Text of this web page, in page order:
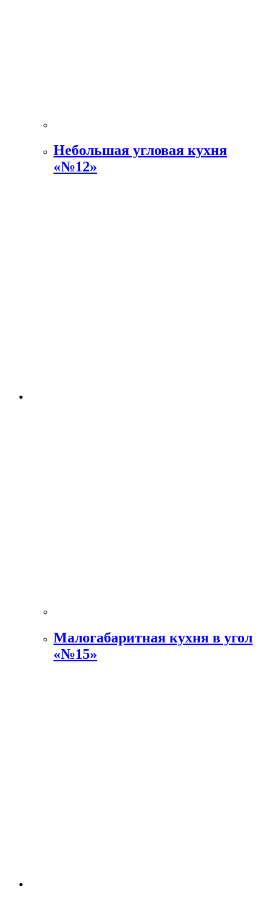
Небольшая угловая кухня
«№12»
Малогабаритная кухня в угол
«№15»